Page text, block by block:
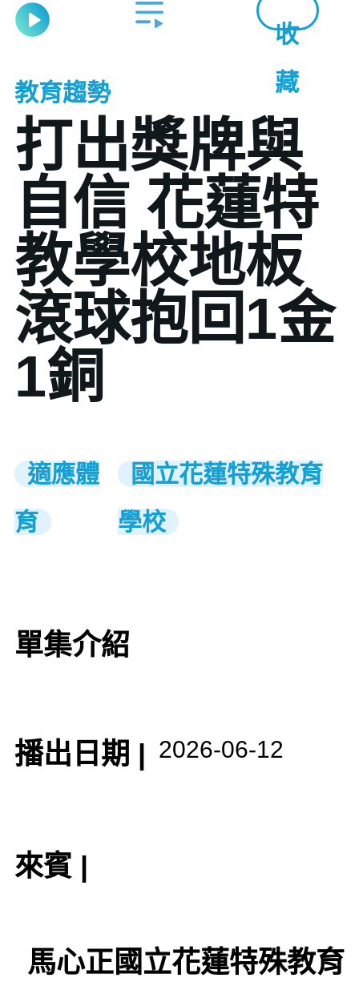
收
藏
教育趨勢
打出獎牌與
自信 花蓮特
教學校地板
滾球抱回1金
1銅
適應體
育
國立花蓮特殊教育
學校
單集介紹
播出日期 | 2026-06-12
來賓 |
馬心正國立花蓮特殊教育